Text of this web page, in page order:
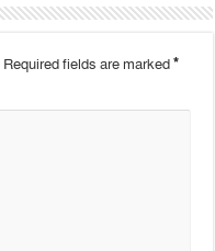
Required fields are marked*